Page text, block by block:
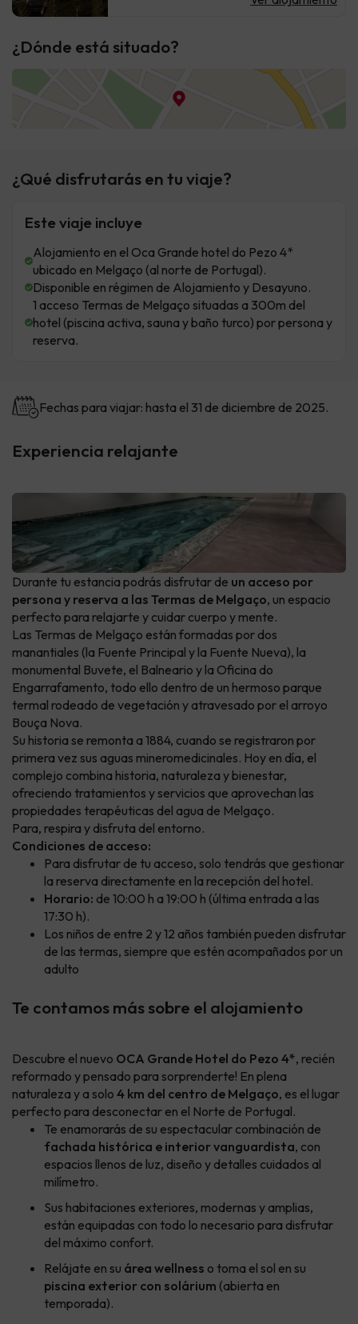
¿Dónde está situado?
¿Qué disfrutarás en tu viaje?
Este viaje incluye
Alojamiento en el Oca Grande hotel do Pezo 4*
ubicado en Melgaço (al norte de Portugal).
Disponible en régimen de Alojamiento y Desayuno.
1 acceso Termas de Melgaço situadas a 300m del
hotel (piscina activa, sauna y baño turco) por persona y
reserva.
Fechas para viajar: hasta el 31 de diciembre de 2025.
Experiencia relajante
Durante tu estancia podrás disfrutar de un acceso por
persona y reserva a las Termas de Melgaço, un espacio
perfecto para relajarte y cuidar cuerpo y mente.
Las Termas de Melgaço están formadas por dos
manantiales (la Fuente Principal y la Fuente Nueva), la
monumental Buvete, el Balneario y la Oficina do
Engarrafamento, todo ello dentro de un hermoso parque
termal rodeado de vegetación y atravesado por el arroyo
Bouça Nova.
Su historia se remonta a 1884, cuando se registraron por
primera vez sus aguas mineromedicinales. Hoy en día, el
complejo combina historia, naturaleza y bienestar,
ofreciendo tratamientos y servicios que aprovechan las
propiedades terapéuticas del agua de Melgaço.
Para, respira y disfruta del entorno.
Condiciones de acceso:
Para disfrutar de tu acceso, solo tendrás que gestionar
la reserva directamente en la recepción del hotel.
Horario: de 10:00 h a 19:00 h (última entrada a las
17:30 h).
Los niños de entre 2 y 12 años también pueden disfrutar
de las termas, siempre que estén acompañados por un
adulto
Te contamos más sobre el alojamiento
Descubre el nuevo OCA Grande Hotel do Pezo 4*, recién
reformado y pensado para sorprenderte! En plena
naturaleza y a solo 4 km del centro de Melgaço, es el lugar
perfecto para desconectar en el Norte de Portugal.
Te enamorarás de su espectacular combinación de
fachada histórica e interior vanguardista, con
espacios llenos de luz, diseño y detalles cuidados al
milímetro.
Sus habitaciones exteriores, modernas y amplias,
están equipadas con todo lo necesario para disfrutar
del máximo confort.
Relájate en su área wellness o toma el sol en su
piscina exterior con solárium (abierta en
temporada).